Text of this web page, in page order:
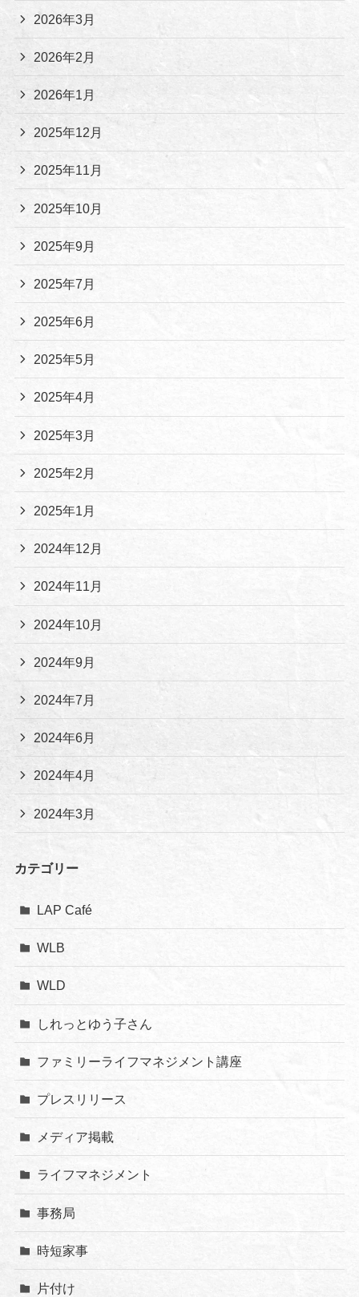
2026年3月
2026年2月
2026年1月
2025年12月
2025年11月
2025年10月
2025年9月
2025年7月
2025年6月
2025年5月
2025年4月
2025年3月
2025年2月
2025年1月
2024年12月
2024年11月
2024年10月
2024年9月
2024年7月
2024年6月
2024年4月
2024年3月
カテゴリー
LAP Café
WLB
WLD
しれっとゆう子さん
ファミリーライフマネジメント講座
プレスリリース
メディア掲載
ライフマネジメント
事務局
時短家事
片付け